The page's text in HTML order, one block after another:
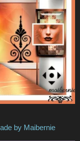
Meluzyne
Maibernie